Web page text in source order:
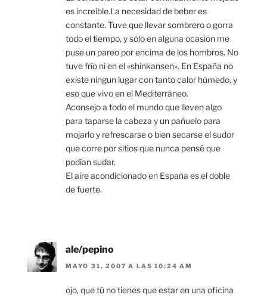
es increible.La necesidad de beber es
constante. Tuve que llevar sombrero o gorra
todo el tiempo, y sólo en alguna ocasión me
puse un pareo por encima de los hombros. No
tuve frío ni en el «shinkansen». En España no
existe ningun lugar con tanto calor húmedo, y
eso que vivo en el Mediterráneo.
Aconsejo a todo el mundo que lleven algo
para taparse la cabeza y un pañuelo para
mojarlo y refrescarse o bien secarse el sudor
que corre por sitios que nunca pensé que
podían sudar.
El aire acondicionado en España es el doble
de fuerte.
ale/pepino
MAYO 31, 2007 A LAS 10:24 AM
ojo, que tú no tienes que estar en una oficina